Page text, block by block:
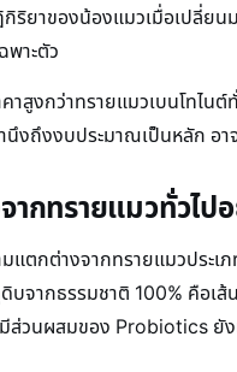
ริยาของน้องแมวเมื่อเปลี่ย
พาะตัว
าสูงกว่าทรายแมวเบนโทไ
นึงถึงงบประมาณเป็นหลัก
กทรายแมวทั่วไปอ
ตกต่างจากทรายแมวประเ
จากธรรมชาติ 100% คือเ
วนผสมของ Probiotics ยั